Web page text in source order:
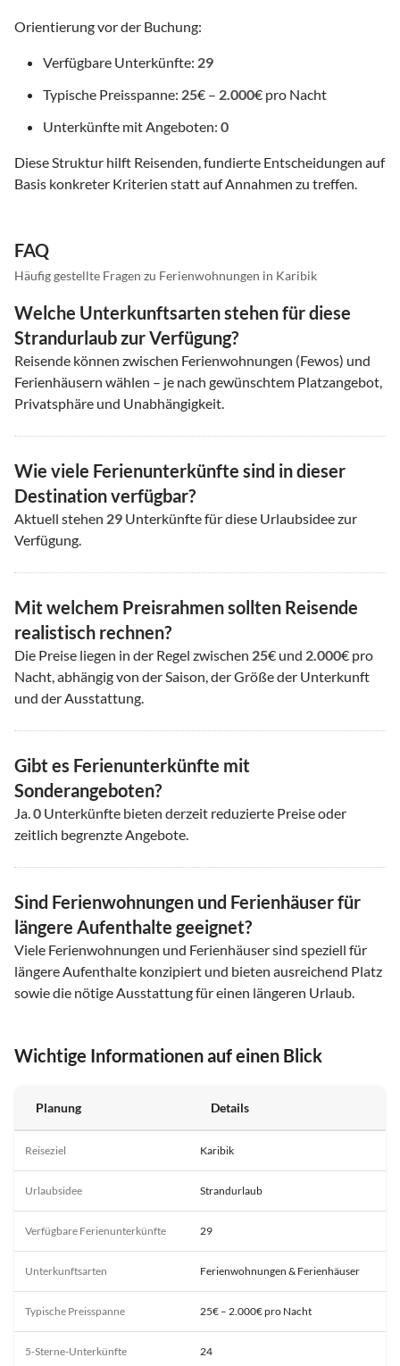
Orientierung vor der Buchung:
Verfügbare Unterkünfte: 29
Typische Preisspanne: 25€ – 2.000€ pro Nacht
Unterkünfte mit Angeboten: 0
Diese Struktur hilft Reisenden, fundierte Entscheidungen auf
Basis konkreter Kriterien statt auf Annahmen zu treffen.
FAQ
Häufig gestellte Fragen zu Ferienwohnungen in Karibik
Welche Unterkunftsarten stehen für diese
Strandurlaub zur Verfügung?
Reisende können zwischen Ferienwohnungen (Fewos) und
Ferienhäusern wählen – je nach gewünschtem Platzangebot,
Privatsphäre und Unabhängigkeit.
Wie viele Ferienunterkünfte sind in dieser
Destination verfügbar?
Aktuell stehen 29 Unterkünfte für diese Urlaubsidee zur
Verfügung.
Mit welchem Preisrahmen sollten Reisende
realistisch rechnen?
Die Preise liegen in der Regel zwischen 25€ und 2.000€ pro
Nacht, abhängig von der Saison, der Größe der Unterkunft
und der Ausstattung.
Gibt es Ferienunterkünfte mit
Sonderangeboten?
Ja.0 Unterkünfte bieten derzeit reduzierte Preise oder
zeitlich begrenzte Angebote.
Sind Ferienwohnungen und Ferienhäuser für
längere Aufenthalte geeignet?
Viele Ferienwohnungen und Ferienhäuser sind speziell für
längere Aufenthalte konzipiert und bieten ausreichend Platz
sowie die nötige Ausstattung für einen längeren Urlaub.
Wichtige Informationen auf einen Blick
Planung Details
Reiseziel Karibik
Urlaubsidee Strandurlaub
Verfügbare Ferienunterkünfte 29
Unterkunftsarten Ferienwohnungen & Ferienhäuser
Typische Preisspanne 25€ – 2.000€ pro Nacht
5-Sterne-Unterkünfte 24